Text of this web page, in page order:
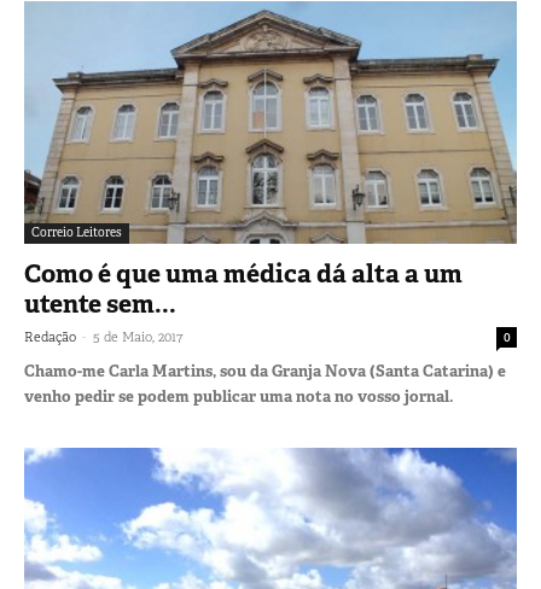
Correio Leitores
Como é que uma médica dá alta a um
utente sem...
Redação - 5 de Maio, 2017 0
Chamo-me Carla Martins, sou da Granja Nova (Santa Catarina) e
venho pedir se podem publicar uma nota no vosso jornal.